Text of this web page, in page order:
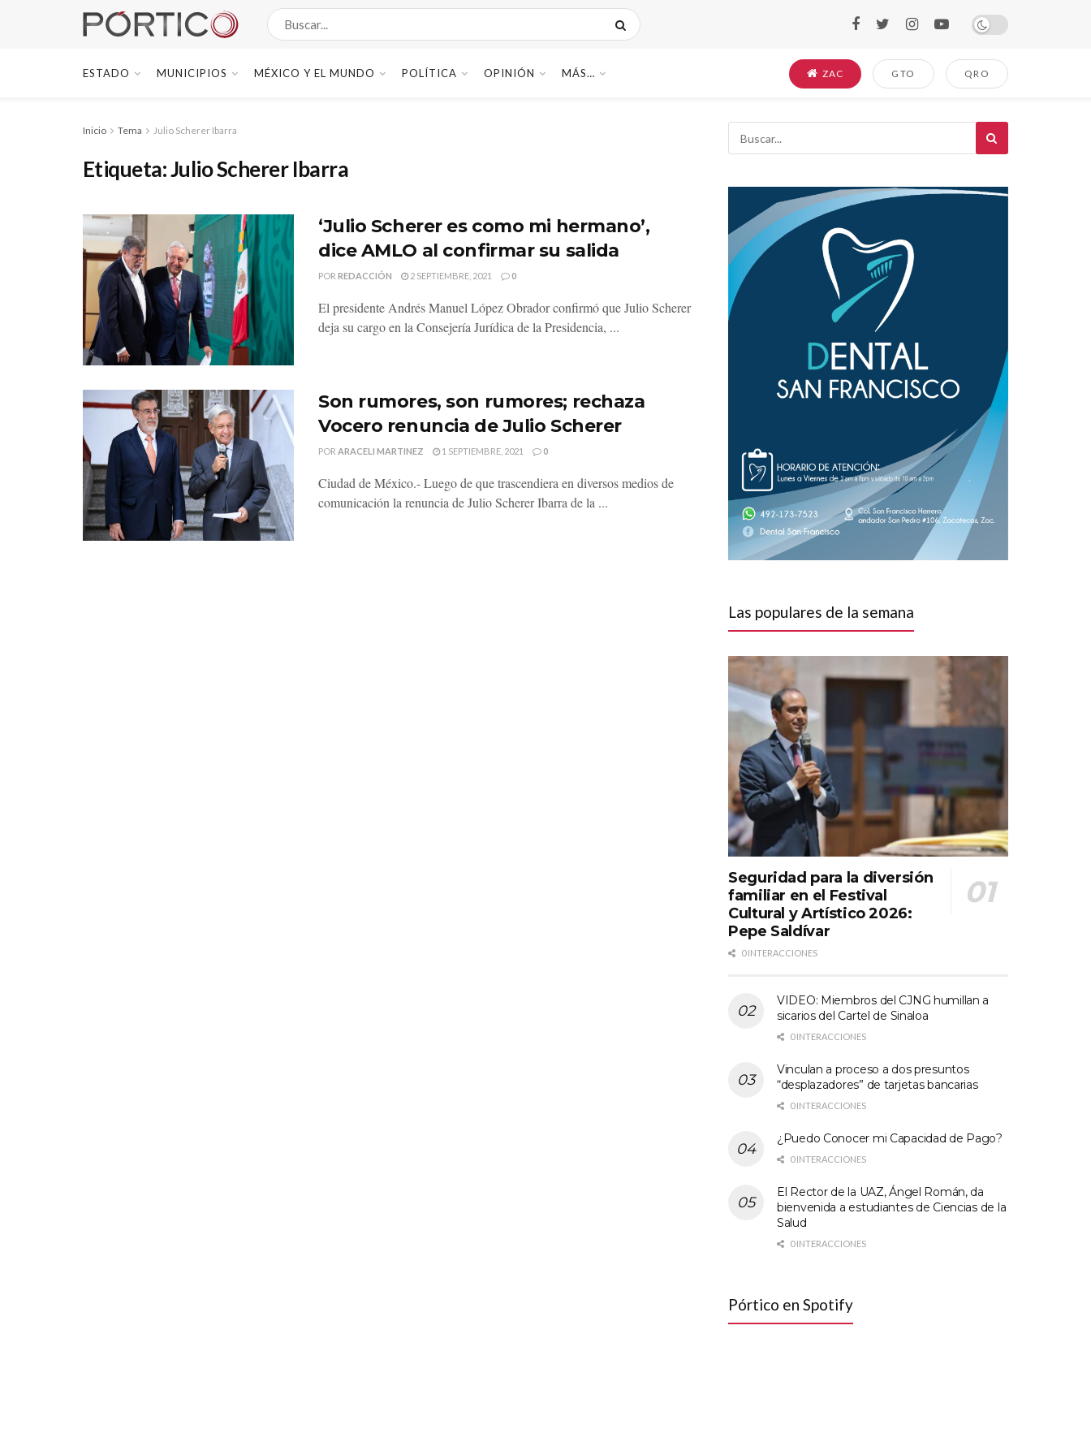
ESTADO MUNICIPIOS MÉXICO Y EL MUNDO POLÍTICA OPINIÓN MÁS… ZAC GTO QRO
Inicio Tema Julio Scherer Ibarra
Etiqueta:Julio Scherer Ibarra
‘Julio Scherer es como mi hermano’,
dice AMLO al confirmar su salida
POR REDACCIÓN 2 SEPTIEMBRE, 2021 0
El presidente Andrés Manuel López Obrador confirmó que Julio Scherer
deja su cargo en la Consejería Jurídica de la Presidencia, ...
Son rumores, son rumores; rechaza
Vocero renuncia de Julio Scherer
POR ARACELI MARTINEZ 1 SEPTIEMBRE, 2021 0
Ciudad de México.- Luego de que trascendiera en diversos medios de
comunicación la renuncia de Julio Scherer Ibarra de la ...
Las populares de la semana
Seguridad para la diversión
familiar en el Festival
Cultural y Artístico 2026:
Pepe Saldívar
0 INTERACCIONES
VIDEO: Miembros del CJNG humillan a
sicarios del Cartel de Sinaloa
0 INTERACCIONES
Vinculan a proceso a dos presuntos
“desplazadores” de tarjetas bancarias
0 INTERACCIONES
¿Puedo Conocer mi Capacidad de Pago?
0 INTERACCIONES
El Rector de la UAZ, Ángel Román, da
bienvenida a estudiantes de Ciencias de la
Salud
0 INTERACCIONES
Pórtico en Spotify